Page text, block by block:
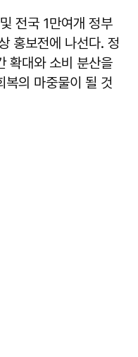
전국 1만여개 정부
홍보전에 나선다. 정
확대와 소비 분산을
복의 마중물이 될 것